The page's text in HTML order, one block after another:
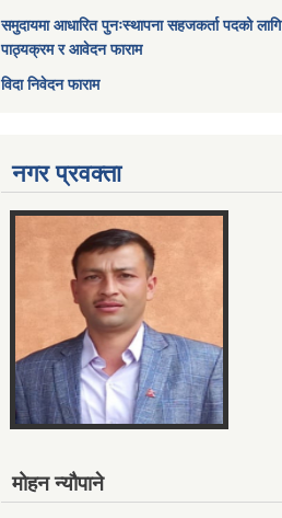
समुदायमा आधारित पुनःस्थापना सहजकर्ता पदको लागि
पाठ्यक्रम र आवेदन फाराम
विदा निवेदन फाराम
नगर प्रवक्ता
मोहन न्यौपाने